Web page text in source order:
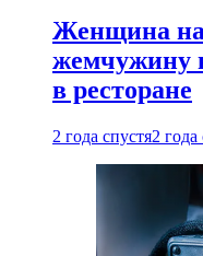
Женщина
жемчужину
в ресторане
2 года спустя2 года